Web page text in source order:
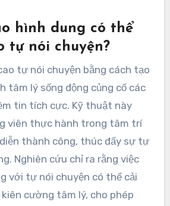
hình dung có thể
tự nói chuyện?
tự nói chuyện bằng cách tạo
tâm lý sống động củng cố các
tin tích cực. Kỹ thuật này
viên thực hành trong tâm trí
thành công, thúc đẩy sự tự
Nghiên cứu chỉ ra rằng việc
với tự nói chuyện có thể cải
cường tâm lý, cho phép